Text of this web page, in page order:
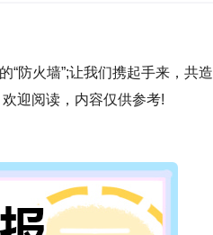
“防火墙”;让我们携起手来，共造
迎阅读，内容仅供参考!